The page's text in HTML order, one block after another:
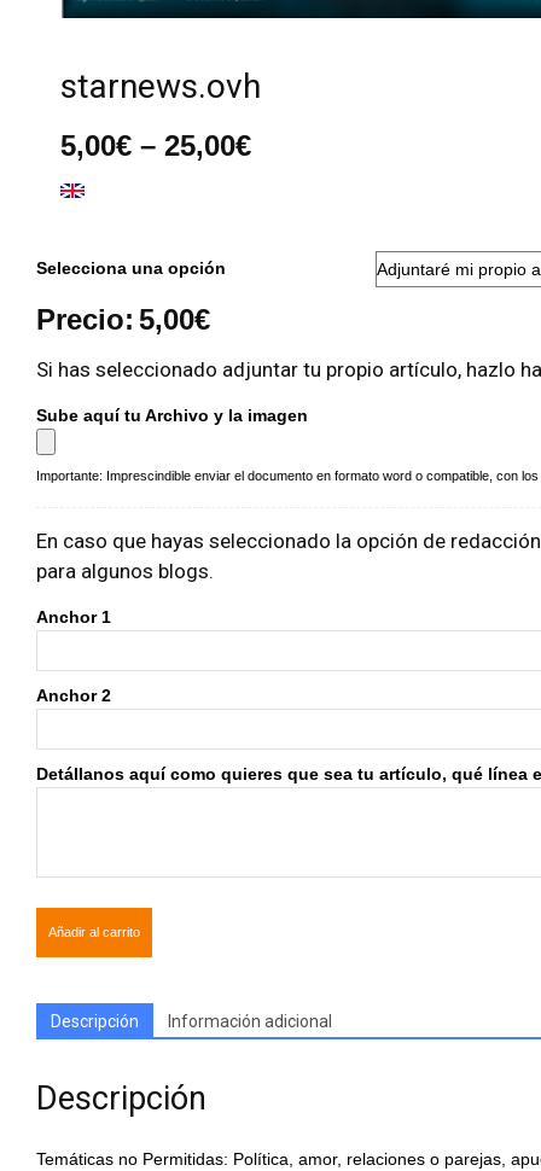
starnews.ovh
5,00€ – 25,00€Rango
Selecciona una opción
Precio: 5,00€
Si has seleccionado adjuntar tu propio artículo, hazlo
Sube aquí tu Archivo y la imagen
Importante: Imprescindible enviar el documento en formato word o compatible, con
En caso que hayas seleccionado la opción de
para algunos blogs.
Anchor 1
Anchor 2
Detállanos aquí como quieres que sea tu artículo, qué línea
Añadir al carrito
Descripción Información adicional
Descripción
Temáticas no Permitidas: Política, amor, relaciones o parejas,